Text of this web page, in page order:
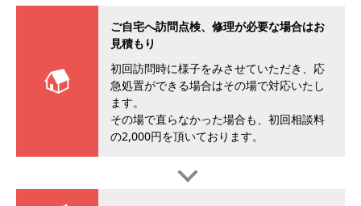
ご自宅へ訪問点検、修理が必要な場合はお
見積もり
初回訪問時に様子をみさせていただき、応
急処置ができる場合はその場で対応いたし
ます。
その場で直らなかった場合も、初回相談料
の2,000円を頂いております。